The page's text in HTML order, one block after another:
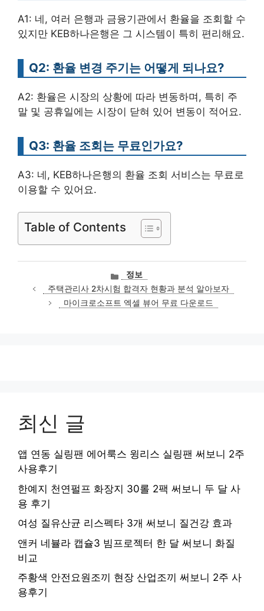
A1: 네, 여러 은행과 금융기관에서 환율을 조회할 수
있지만 KEB하나은행은 그 시스템이 특히 편리해요.
Q2: 환율 변경 주기는 어떻게 되나요?
A2: 환율은 시장의 상황에 따라 변동하며, 특히 주
말 및 공휴일에는 시장이 닫혀 있어 변동이 적어요.
Q3: 환율 조회는 무료인가요?
A3: 네, KEB하나은행의 환율 조회 서비스는 무료로
이용할 수 있어요.
Table of Contents
카
테
고
리
정보
주택관리사 2차시험 합격자 현황과 분석 알아보자
마이크로소프트 엑셀 뷰어 무료 다운로드
최신 글
앱 연동 실링팬 에어룩스 윙리스 실링팬 써보니 2주
사용후기
한예지 천연펄프 화장지 30롤 2팩 써보니 두 달 사
용 후기
여성 질유산균 리스펙타 3개 써보니 질건강 효과
앤커 네뷸라 캡슐3 빔프로젝터 한 달 써보니 화질
비교
주황색 안전요원조끼 현장 산업조끼 써보니 2주 사
용후기